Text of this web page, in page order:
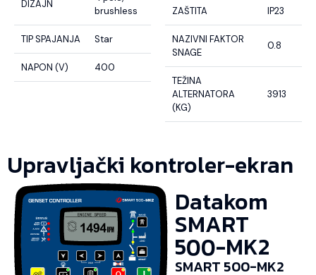
DIZAJN
brushless
TIP SPAJANJA Star
NAPON (V) 400
ZAŠTITA IP23
NAZIVNI FAKTOR
SNAGE
0.8
TEŽINA
ALTERNATORA
(KG)
3913
Upravljački kontroler-ekran
Datakom
SMART
500-MK2
SMART 500-MK2